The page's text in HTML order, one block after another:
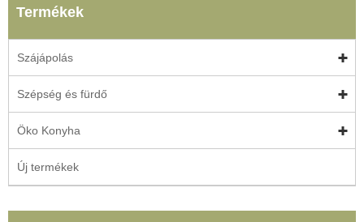
Termékek
Szájápolás
Szépség és fürdő
Öko Konyha
Új termékek